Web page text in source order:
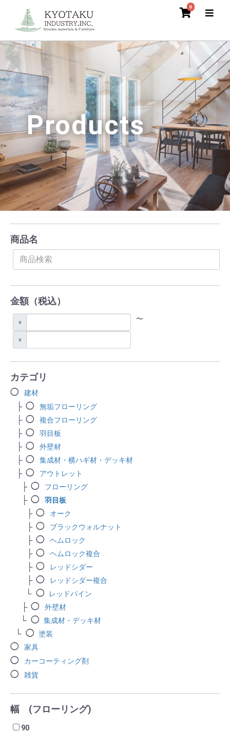
0
Products
商品名
金額（税込）
￥ 〜
￥
カテゴリ
建材
無垢フローリング
複合フローリング
羽目板
外壁材
集成材・横ハギ材・デッキ材
アウトレット
フローリング
羽目板
オーク
ブラックウォルナット
ヘムロック
ヘムロック複合
レッドシダー
レッドシダー複合
レッドパイン
外壁材
集成材・デッキ材
塗装
家具
カーコーティング剤
雑貨
幅 (フローリング)
90